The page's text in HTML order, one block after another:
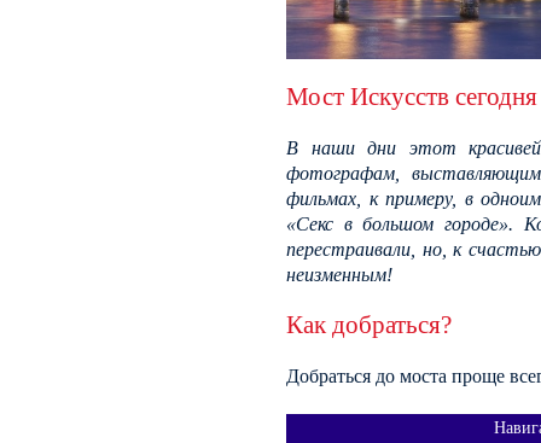
Мост Искусств сегодня
В наши дни этот
фотографам,
фильмах, к примеру, в
«Секс в большом городе».
перестраивали, но, к
неизменным!
Как добраться?
Добраться до моста проще